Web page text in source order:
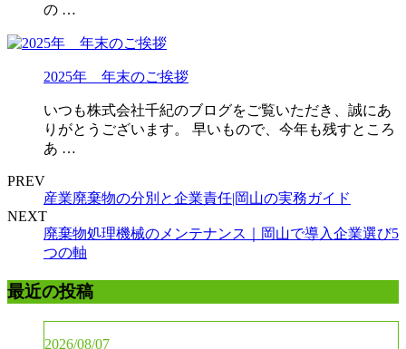
の …
2025年 年末のご挨拶
いつも株式会社千紀のブログをご覧いただき、誠にあ
りがとうございます。 早いもので、今年も残すところ
あ …
PREV
産業廃棄物の分別と企業責任|岡山の実務ガイド
NEXT
廃棄物処理機械のメンテナンス｜岡山で導入企業選び5
つの軸
最近の投稿
2026/08/07